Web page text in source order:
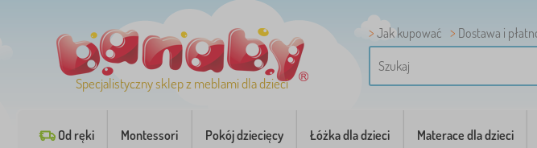
Specjalistyczny sklep z meblami dla dzieci
Jak kupować Dostawa i
Od ręki Montessori Pokój dziecięcy Łóżka dla dzieci Materace dla dzieci